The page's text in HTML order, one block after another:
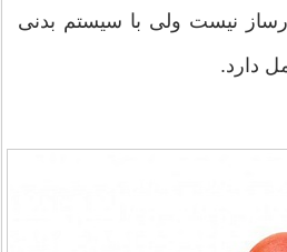
نیست ولی با سیستم بدنی
دارد.